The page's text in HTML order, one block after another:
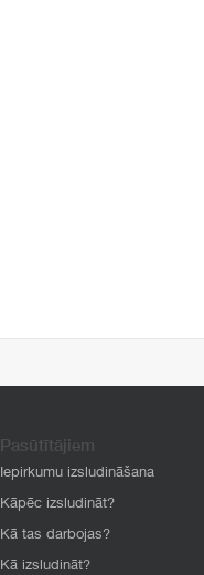
Pasūtītājiem
Iepirkumu izsludināšana
Kāpēc izsludināt?
Kā tas darbojas?
Kā izsludināt?